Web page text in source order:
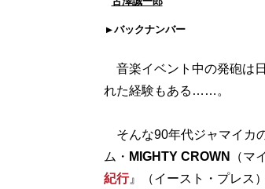
バックナンバー
音楽イベント中の発砲は
れた経験もある……。
そんな90年代ジャマイカ
ム・ MIGHTY CROWN （マ
紀行』（イースト・プレス）